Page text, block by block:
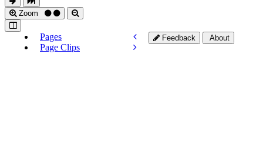
Zoom
Pages
Page Clips
Feedback About